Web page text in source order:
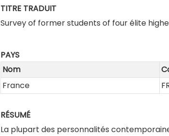
TITRE TRADUIT
Survey of former students of four élite
PAYS
Nom
France
RÉSUMÉ
La plupart des personnalités